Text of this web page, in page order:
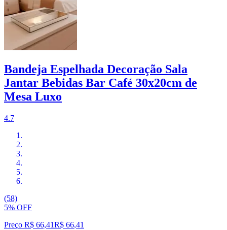
Bandeja Espelhada Decoração Sala
Jantar Bebidas Bar Café 30x20cm de
Mesa Luxo
4.7
(58)
5% OFF
Preço R$ 66,41R$ 66,41